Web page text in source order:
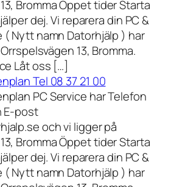
Bromma Öppet tider Starta
dej. Vi reparera din PC &
( Nytt namn Datorhjälp ) har
13, Bromma.
Låt oss […]
Tel 08 37 21 00
PC Service har Telefon
E-post
och vi ligger på
Bromma Öppet tider Starta
dej. Vi reparera din PC &
( Nytt namn Datorhjälp ) har